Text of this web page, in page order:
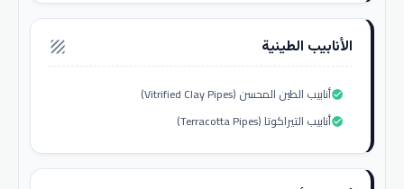
الأنابيب الطينية texture
أنابيب الطين المحسن (Vitrified Clay Pipes)check_circle
أنابيب التيراكوتا (Terracotta Pipes)check_circle